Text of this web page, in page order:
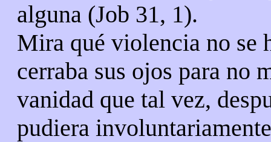
alguna (Job 31, 1).
Mira qué violencia no se
cerraba sus ojos para no
vanidad que tal vez,
pudiera